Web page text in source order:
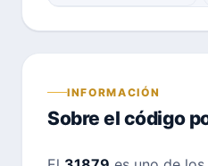
INFORMACIÓN
Sobre el código